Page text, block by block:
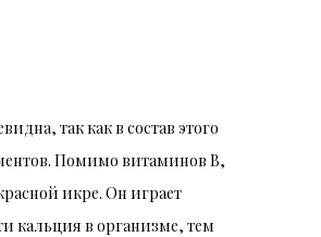
так как в состав этого
Помимо витаминов B,
икре. Он играет
кальция в организме, тем